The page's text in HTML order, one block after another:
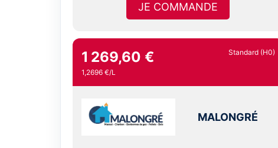
JE COMMANDE
1 269,60 €
1,2696 €/L
Standard (H0)
MALONGRÉ